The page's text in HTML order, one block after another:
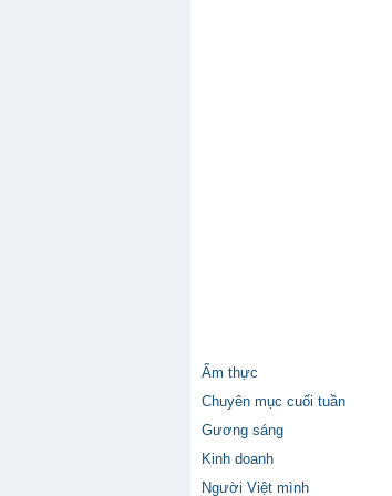
Ẩm thực
Chuyên mục cuối tuần
Gương sáng
Kinh doanh
Người Việt mình